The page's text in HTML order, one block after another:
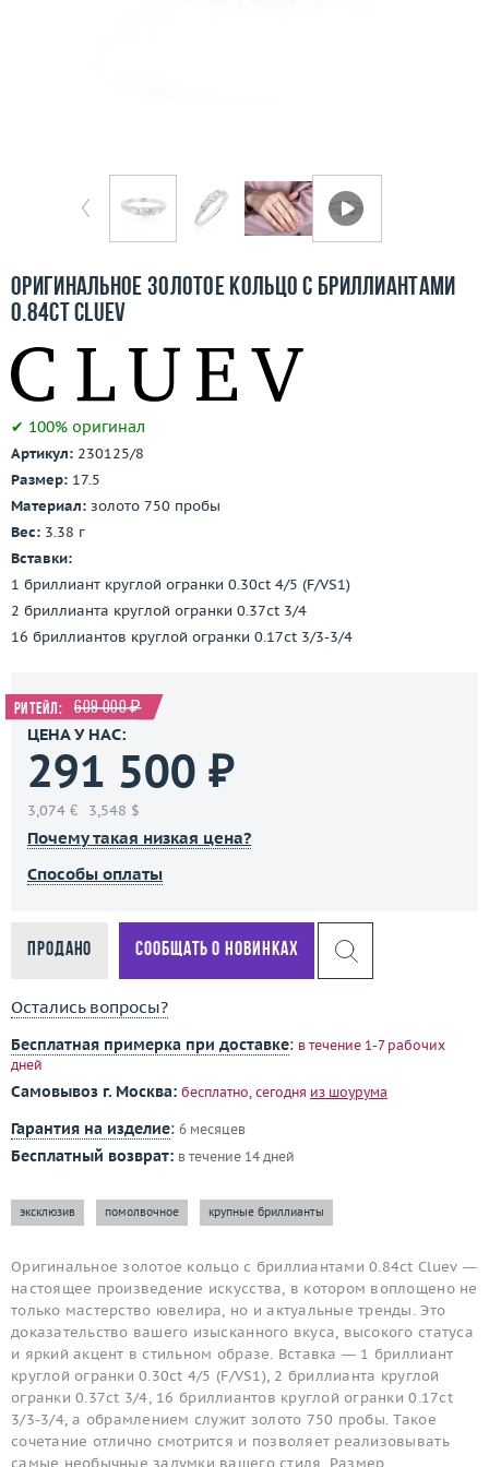
Контакты
Оригинальное золотое кольцо с бриллиантами
0.84ct Cluev
✔ 100% оригинал
Артикул: 230125/8
Размер: 17.5
Материал: золото 750 пробы
Вес: 3.38 г
Вставки:
1 бриллиант круглой огранки 0.30ct 4/5 (F/VS1)
2 бриллианта круглой огранки 0.37ct 3/4
16 бриллиантов круглой огранки 0.17ct 3/3-3/4
Ритейл: 609 000 ₽
ЦЕНА У НАС:
291 500 ₽
3,074 € 3,548 $
Почему такая низкая цена?
Способы оплаты
Продано Сообщать о новинках
Остались вопросы?
Бесплатная примерка при доставке: в течение 1-7 рабочих
дней
Самовывоз г. Москва: бесплатно, сегодня из шоурума
Гарантия на изделие: 6 месяцев
Бесплатный возврат: в течение 14 дней
эксклюзив помолвочное крупные бриллианты
Оригинальное золотое кольцо с бриллиантами 0.84ct Cluev —
настоящее произведение искусства, в котором воплощено не
только мастерство ювелира, но и актуальные тренды. Это
доказательство вашего изысканного вкуса, высокого статуса
и яркий акцент в стильном образе. Вставка — 1 бриллиант
круглой огранки 0.30ct 4/5 (F/VS1), 2 бриллианта круглой
огранки 0.37ct 3/4, 16 бриллиантов круглой огранки 0.17ct
3/3-3/4, а обрамлением служит золото 750 пробы. Такое
сочетание отлично смотрится и позволяет реализовывать
самые необычные задумки вашего стиля. Размер